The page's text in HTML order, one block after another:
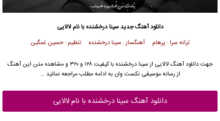
دانلود آهنگ جدیدسینا درخشنده با نام لالایی
ترانه سرا : پرهام آهنگساز : سینا درخشنده تنظیم : حسین غمگین
جهت دانلود آهنگ لالایی از سینا درخشنده
با کیفیت ۱۲۸ و ۳۲۰ و مشاهده متن این آهنگ
از رسانه موسیقی نکست وان به ادامه مطلب مراجعه نمائید …
دانلود آهنگ سینا درخشنده با نام لالایی